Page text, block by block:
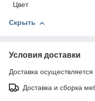
Цвет
Скрыть
Условия доставки
Доставка
Доставка и сборка